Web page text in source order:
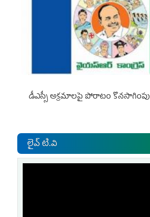
డీఎస్సీ అక్రమాలపై పోరాటం కొనసాగింపు
లైవ్ టి.వి